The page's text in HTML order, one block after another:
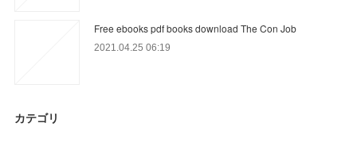
Free ebooks pdf books download The Con Job
2021.04.25 06:19
カテゴリ